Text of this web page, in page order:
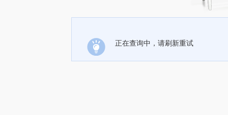
正在查询中，请刷新重试